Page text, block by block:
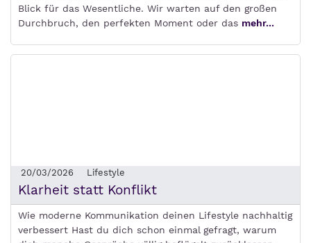
Blick für das Wesentliche. Wir warten auf den großen
Durchbruch, den perfekten Moment oder das mehr...
20/03/2026 Lifestyle
Klarheit statt Konflikt
Wie moderne Kommunikation deinen Lifestyle nachhaltig
verbessert Hast du dich schon einmal gefragt, warum